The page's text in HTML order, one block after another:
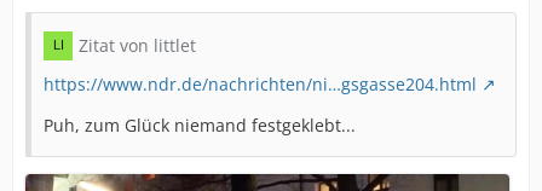
Zitat von littlet
https://www.ndr.de/nachrichten/ni…gsgasse204.html
Puh, zum Glück niemand festgeklebt...